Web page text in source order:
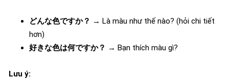
どんな色ですか？ → Là màu như thế nào? (hỏi chi tiết
hơn)
好きな色は何ですか？ → Bạn thích màu gì?
Lưu ý: